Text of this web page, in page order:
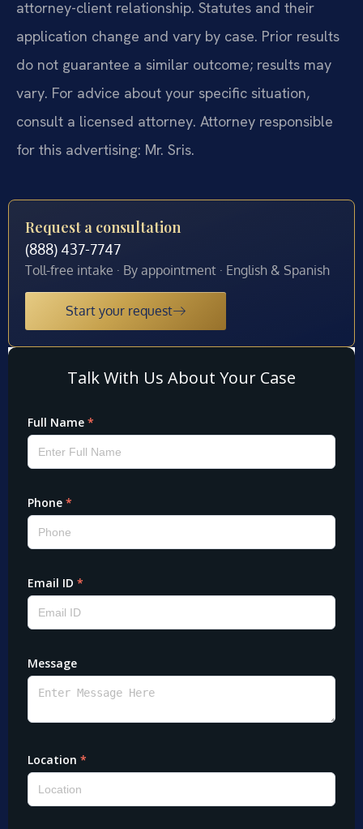
attorney-client relationship. Statutes and their
application change and vary by case. Prior results
do not guarantee a similar outcome; results may
vary. For advice about your specific situation,
consult a licensed attorney. Attorney responsible
for this advertising: Mr. Sris.
Request a consultation
(888) 437-7747
Toll-free intake · By appointment · English & Spanish
Start your request